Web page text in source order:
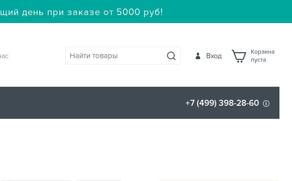
день при заказе от 5000 руб!
Корзина
пуста
Вход
+7 (499) 398-28-60